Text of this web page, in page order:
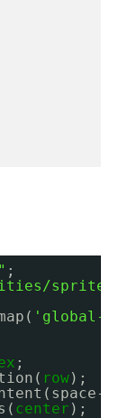
;
sprites"
'global-
;
row);
center );